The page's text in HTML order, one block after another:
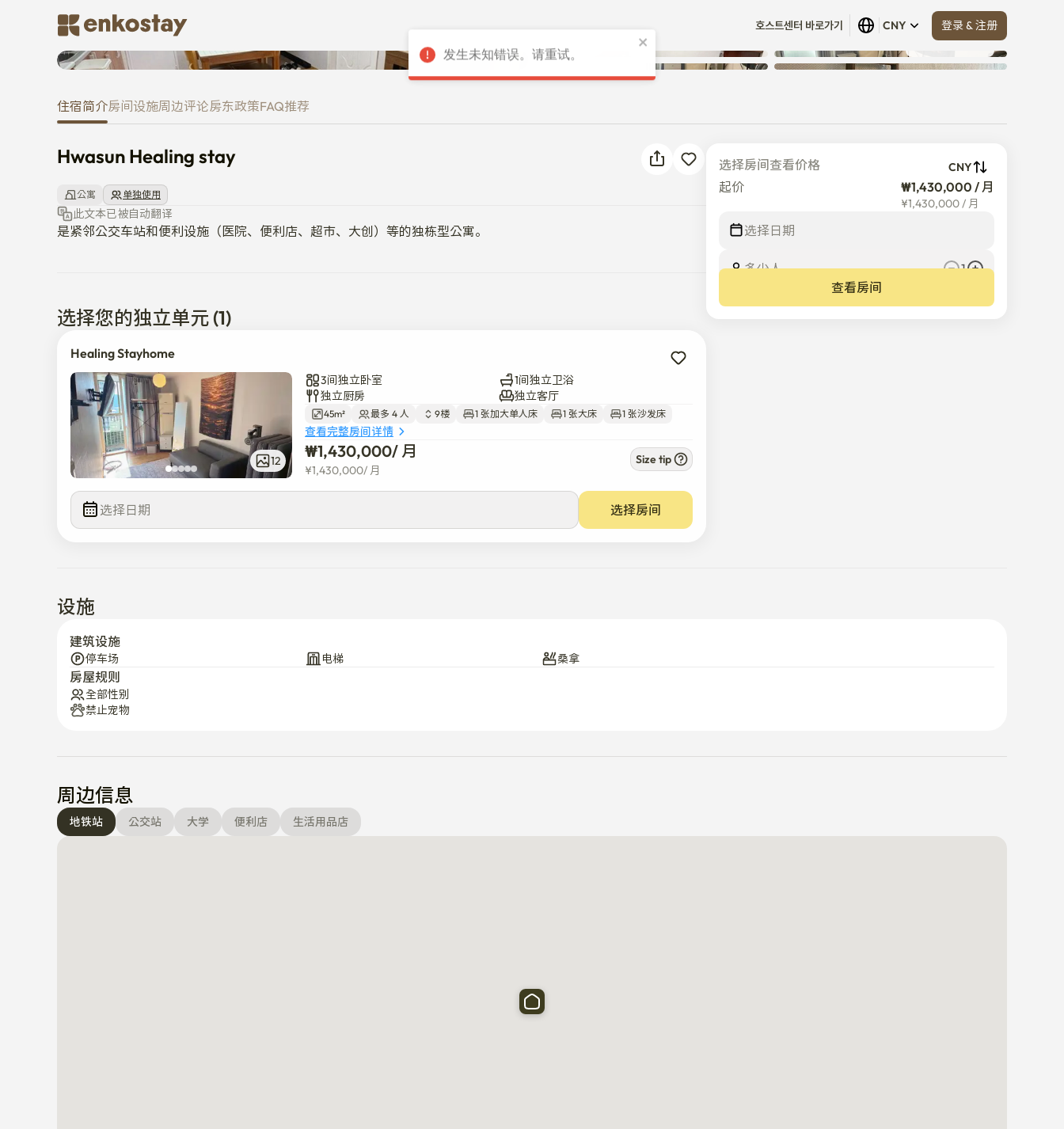
호스트센터 바로가기 CNY 登录 & 注册
Hwasun Healing stay
查看全部 (13)
住宿简介房间设施周边评论房东政策FAQ推荐
Hwasun Healing stay
公寓 单独使用
此文本已被自动翻译
是紧邻公交车站和便利设施（医院、便利店、超市、大创）等的独栋型公寓。
选择您的独立单元 (1)
Healing Stayhome
12
3间独立卧室
1间独立卫浴
独立厨房
独立客厅
45m² 最多 4 人 9楼 1 张加大单人床 1 张大床 1 张沙发床
查看完整房间详情
₩1,430,000/ 月
¥1,430,000/ 月
Size tip
选择日期 选择房间
选择房间查看价格 CNY
起价 ₩1,430,000 / 月
¥1,430,000/ 月
选择日期
多少人
1
查看房间
设施
建筑设施
停车场 电梯 桑拿
房屋规则
全部性别
禁止宠物
周边信息
地铁站 公交站 大学 便利店 生活用品店